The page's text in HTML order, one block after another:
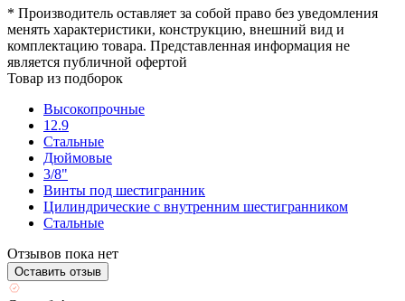
* Производитель оставляет за собой право без уведомления
менять характеристики, конструкцию, внешний вид и
комплектацию товара. Представленная информация не
является публичной офертой
Товар из подборок
Высокопрочные
12.9
Стальные
Дюймовые
3/8"
Винты под шестигранник
Цилиндрические с внутренним шестигранником
Стальные
Отзывов пока нет
Оставить отзыв